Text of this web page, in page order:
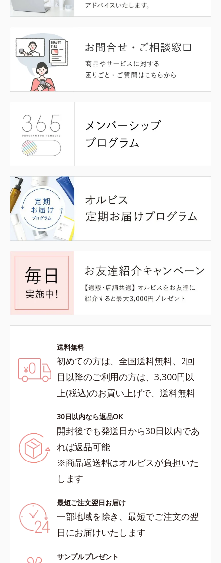
送料無料
初めての方は、全国送料無料、2回
目以降のご利用の方は、3,300円以
上(税込)のお買い上げで、送料無料
30日以内なら返品OK
開封後でも発送日から30日以内であ
れば返品可能
※商品返送料はオルビスが負担いた
します
最短ご注文翌日お届け
一部地域を除き、最短でご注文の翌
日にお届けいたします
サンプルプレゼント